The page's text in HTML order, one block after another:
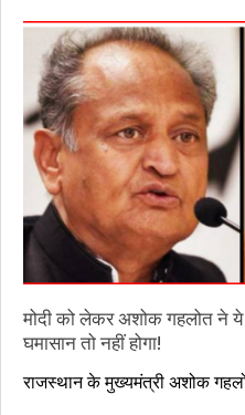
मोदी को लेकर अशोक गहलोत ने ये
घमासान तो नहीं होगा!
08-
राजस्थान के मुख्यमंत्री अशोक